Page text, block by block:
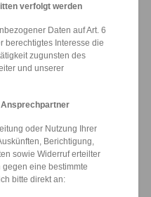
verfolgt werden
Daten auf Art. 6
berechtigtes Interesse die
zugunsten des
und unserer
Ansprechpartner
oder Nutzung Ihrer
Berichtigung,
sowie Widerruf erteilter
eine bestimmte
bitte direkt an: